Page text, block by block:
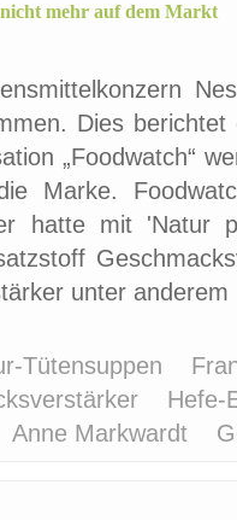
mehr auf dem Markt
Dies berichtet
„Foodwatch“
Marke.
hatte mit
unter anderem
Tütensuppen
Hefe-
Anne Markwardt